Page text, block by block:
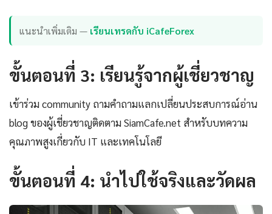
แนะนำเพิ่มเติม — เรียนเทรดกับ iCafeForex
ขั้นตอนที่ 3: เรียนรู้จากผู้เชี่ยวชาญ
เข้าร่วม community ถามคำถามแลกเปลี่ยนประสบการณ์อ่าน
blog ของผู้เชี่ยวชาญติดตาม SiamCafe.net สำหรับบทความ
คุณภาพสูงเกี่ยวกับ IT และเทคโนโลยี
ขั้นตอนที่ 4: นำไปใช้จริงและวัดผล